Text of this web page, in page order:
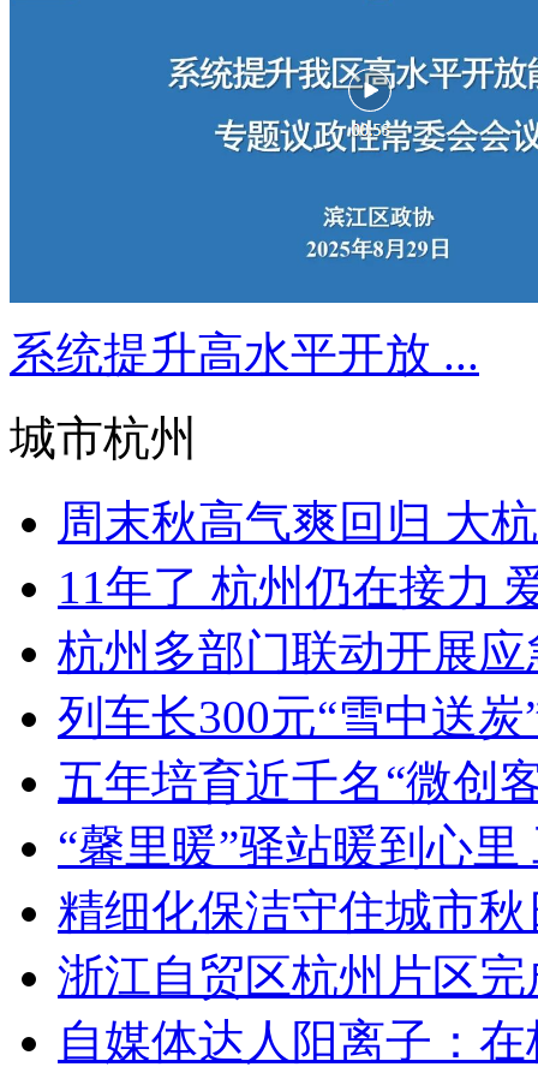
系统提升高水平开放 ...
城市杭州
周末秋高气爽回归 大
11年了 杭州仍在接力
杭州多部门联动开展
列车长300元“雪中送
五年培育近千名“微创
“馨里暖”驿站暖到心
精细化保洁守住城市
浙江自贸区杭州片区
自媒体达人阳离子：